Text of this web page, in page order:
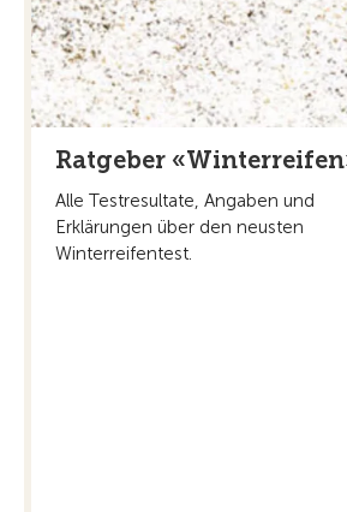
Ratgeber
Alle Testresultate, Angaben und
Erklärungen über den neusten
Winterreifentest.